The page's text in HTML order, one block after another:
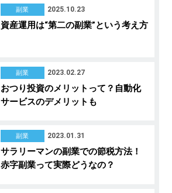
副業 2025.10.23
資産運用は“第二の副業”という考え方
副業 2023.02.27
おつり投資のメリットって？自動化
サービスのデメリットも
副業 2023.01.31
サラリーマンの副業での節税方法！
赤字副業って実際どうなの？